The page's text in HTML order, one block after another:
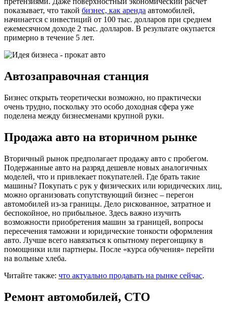
показывает, что такой бизнес, как аренда автомобилей,
начинается с инвестиций от 100 тыс. долларов при среднем
ежемесячном доходе 2 тыс. долларов. В результате окупается
примерно в течение 5 лет.
Автозаправочная станция
Бизнес открыть теоретически возможно, но практически
очень трудно, поскольку это особо доходная сфера уже
поделена между бизнесменами крупной руки.
Продажа авто на вторичном рынке
Вторичный рынок предполагает продажу авто с пробегом.
Подержанные авто на разряд дешевле новых аналогичных
моделей, что и привлекает покупателей. Где брать такие
машины? Покупать с рук у физических или юридических лиц,
можно организовать сопутствующий бизнес – перегон
автомобилей из-за границы. Дело рискованное, затратное и
беспокойное, но прибыльное. Здесь важно изучить
возможности приобретения машин за границей, вопросы
пересечения таможни и юридические тонкости оформления
авто. Лучше всего навязаться к опытному перегонщику в
помощники или партнеры. После «курса обучения» перейти
на вольные хлеба.
Читайте также: что актуально продавать на рынке сейчас.
Ремонт автомобилей, СТО